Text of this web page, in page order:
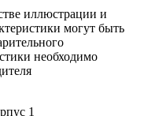
иллюстрации и
могут быть
необходимо
1